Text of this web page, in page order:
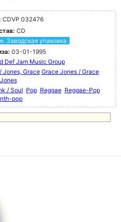
CDVP 032476
CD
Заводская упаковка.
03-01-1995
Def Jam Music Group
Jones, Grace Grace Jones / Grace
Jones
/ Soul Pop Reggae Reggae-Pop
pop